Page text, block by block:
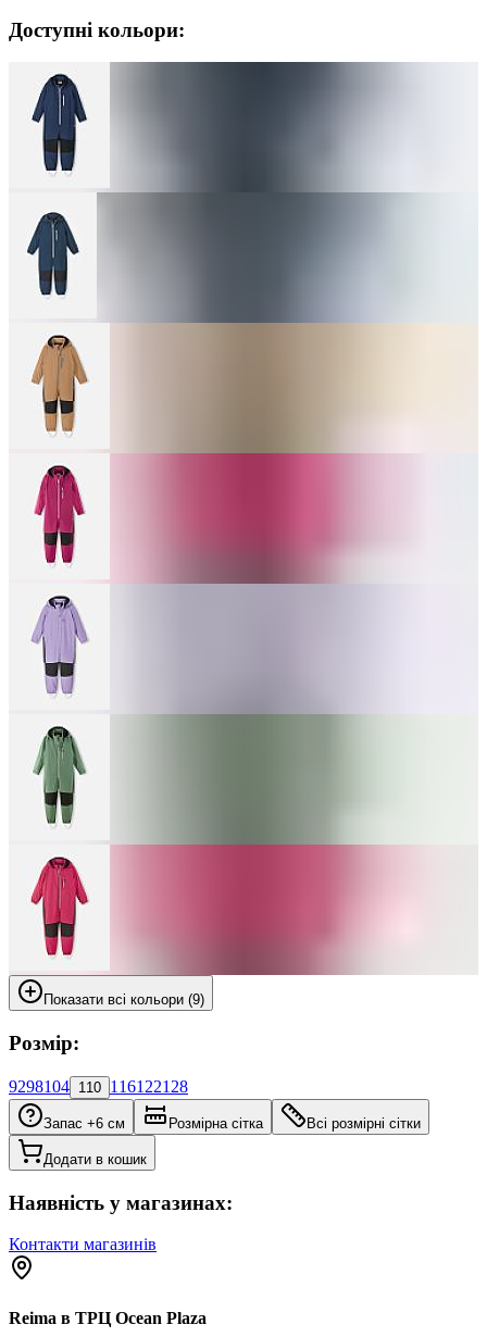
Доступні кольори:
Показати всі кольори (9)
Розмір:
9298104 110 116122128
Запас +6 см Розмірна сітка Всі розмірні сітки
Додати в кошик
Наявність у магазинах:
Контакти магазинів
Reima в ТРЦ Ocean Plaza